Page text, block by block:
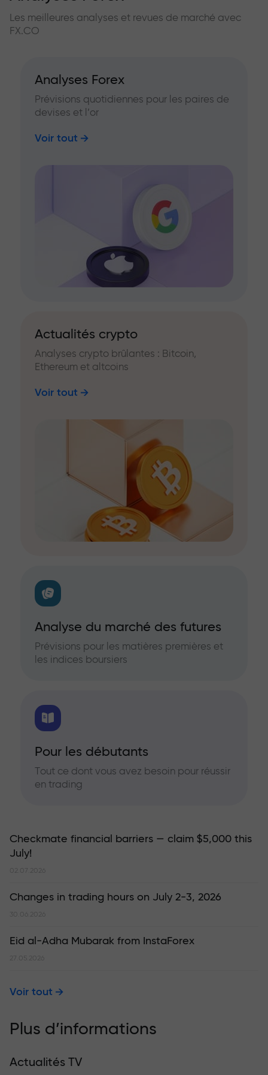
Les meilleures analyses et revues de marché avec
FX.CO
Analyses Forex
Prévisions quotidiennes pour les paires de
devises et l’or
Voir tout
Actualités crypto
Analyses crypto brûlantes : Bitcoin,
Ethereum et altcoins
Voir tout
Analyse du marché des futures
Prévisions pour les matières premières et
les indices boursiers
Pour les débutants
Tout ce dont vous avez besoin pour réussir
en trading
Checkmate financial barriers — claim $5,000 this
July!
02.07.2026
Changes in trading hours on July 2-3, 2026
30.06.2026
Eid al-Adha Mubarak from InstaForex
27.05.2026
Voir tout
Plus d’informations
Actualités TV